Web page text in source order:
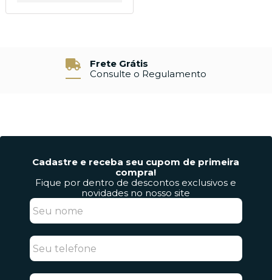
Frete Grátis
Consulte o Regulamento
Cadastre e receba seu cupom de primeira
compra!
Fique por dentro de descontos exclusivos e
novidades no nosso site